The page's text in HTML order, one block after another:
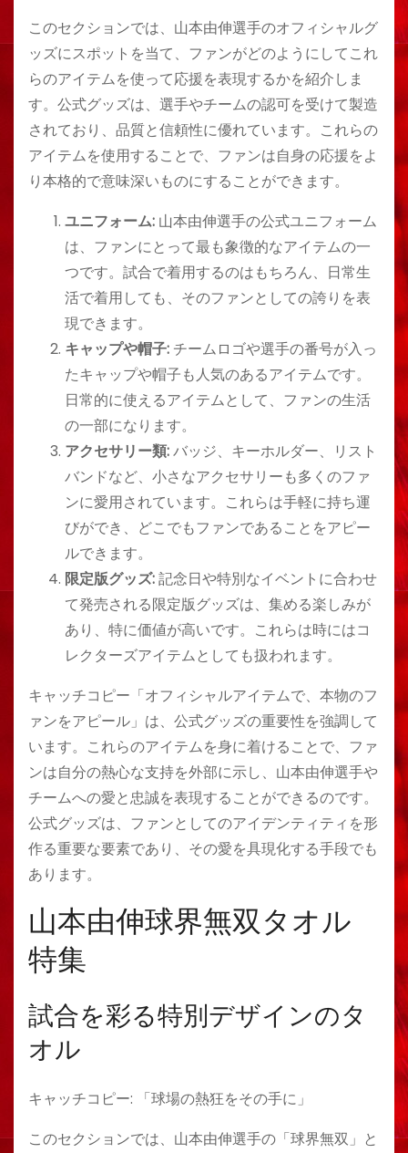
このセクションでは、山本由伸選手のオフィシャルグ
ッズにスポットを当て、ファンがどのようにしてこれ
らのアイテムを使って応援を表現するかを紹介しま
す。公式グッズは、選手やチームの認可を受けて製造
されており、品質と信頼性に優れています。これらの
アイテムを使用することで、ファンは自身の応援をよ
り本格的で意味深いものにすることができます。
ユニフォーム: 山本由伸選手の公式ユニフォーム
は、ファンにとって最も象徴的なアイテムの一
つです。試合で着用するのはもちろん、日常生
活で着用しても、そのファンとしての誇りを表
現できます。
キャップや帽子: チームロゴや選手の番号が入っ
たキャップや帽子も人気のあるアイテムです。
日常的に使えるアイテムとして、ファンの生活
の一部になります。
アクセサリー類:バッジ、キーホルダー、リスト
バンドなど、小さなアクセサリーも多くのファ
ンに愛用されています。これらは手軽に持ち運
びができ、どこでもファンであることをアピー
ルできます。
限定版グッズ:記念日や特別なイベントに合わせ
て発売される限定版グッズは、集める楽しみが
あり、特に価値が高いです。これらは時にはコ
レクターズアイテムとしても扱われます。
キャッチコピー「オフィシャルアイテムで、本物のフ
ァンをアピール」は、公式グッズの重要性を強調して
います。これらのアイテムを身に着けることで、ファ
ンは自分の熱心な支持を外部に示し、山本由伸選手や
チームへの愛と忠誠を表現することができるのです。
公式グッズは、ファンとしてのアイデンティティを形
作る重要な要素であり、その愛を具現化する手段でも
あります。
山本由伸球界無双タオル
特集
試合を彩る特別デザインのタ
オル
キャッチコピー: 「球場の熱狂をその手に」
このセクションでは、山本由伸選手の「球界無双」と